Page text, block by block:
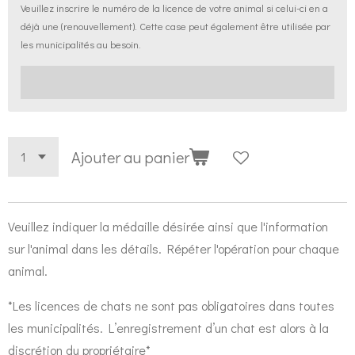
Veuillez inscrire le numéro de la licence de votre animal si celui-ci en a
déjà une (renouvellement). Cette case peut également être utilisée par
les municipalités au besoin.
Ajouter au panier
Veuillez indiquer la médaille désirée ainsi que l'information
sur l'animal dans les détails. Répéter l'opération pour chaque
animal.
*Les licences de chats ne sont pas obligatoires dans toutes
les municipalités. L’enregistrement d’un chat est alors à la
discrétion du propriétaire*